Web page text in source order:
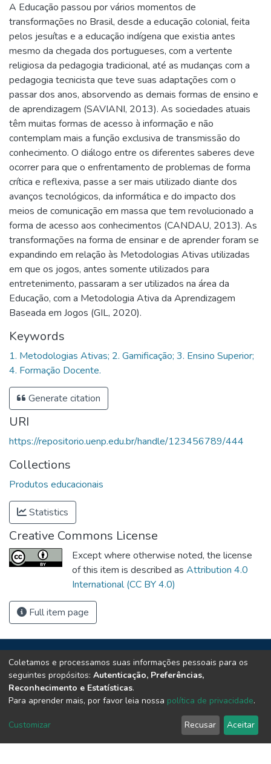
A Educação passou por vários momentos de
transformações no Brasil, desde a educação colonial, feita
pelos jesuítas e a educação indígena que existia antes
mesmo da chegada dos portugueses, com a vertente
religiosa da pedagogia tradicional, até as mudanças com a
pedagogia tecnicista que teve suas adaptações com o
passar dos anos, absorvendo as demais formas de ensino e
de aprendizagem (SAVIANI, 2013). As sociedades atuais
têm muitas formas de acesso à informação e não
contemplam mais a função exclusiva de transmissão do
conhecimento. O diálogo entre os diferentes saberes deve
ocorrer para que o enfrentamento de problemas de forma
crítica e reflexiva, passe a ser mais utilizado diante dos
avanços tecnológicos, da informática e do impacto dos
meios de comunicação em massa que tem revolucionado a
forma de acesso aos conhecimentos (CANDAU, 2013). As
transformações na forma de ensinar e de aprender foram se
expandindo em relação às Metodologias Ativas utilizadas
em que os jogos, antes somente utilizados para
entretenimento, passaram a ser utilizados na área da
Educação, com a Metodologia Ativa da Aprendizagem
Baseada em Jogos (GIL, 2020).
Keywords
1. Metodologias Ativas; 2. Gamificação; 3. Ensino Superior;
4. Formação Docente.
Generate citation
URI
https://repositorio.uenp.edu.br/handle/123456789/444
Collections
Produtos educacionais
Statistics
Creative Commons License
Except where otherwise noted, the license
of this item is described as Attribution 4.0
International (CC BY 4.0)
Full item page
Repositório Institucional da UENP
repositorio@uenp.edu.br
Cookie settings
End User Agreement | Send Feedback
Coletamos e processamos suas informações pessoais para os
seguintes propósitos: Autenticação, Preferências,
Reconhecimento e Estatísticas.
Para aprender mais, por favor leia nossa política de privacidade.
Customizar Recusar Aceitar